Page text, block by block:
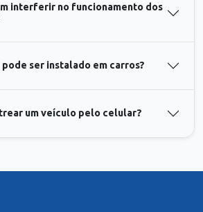
interferir no funcionamento dos
ser instalado em carros?
um veículo pelo celular?